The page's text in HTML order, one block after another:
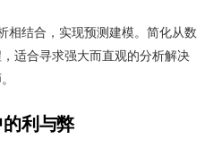
相结合，实现预测建模。简化从数
适合寻求强大而直观的分析解决
利与弊